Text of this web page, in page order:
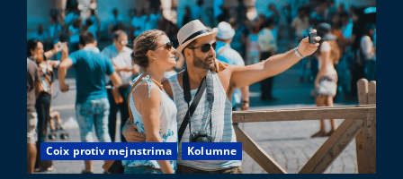
Coix protiv mejnstrima Kolumne